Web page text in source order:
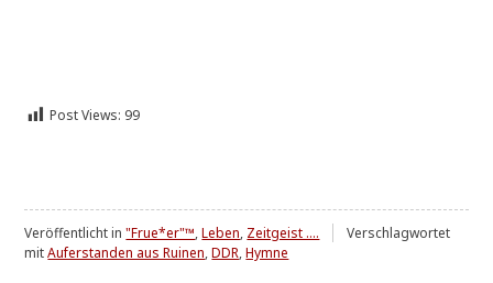
Post Views: 99
Veröffentlicht in"Frue*er"™,Leben, Zeitgeist ....
Verschlagwortet
mitAuferstanden aus Ruinen,DDR,Hymne